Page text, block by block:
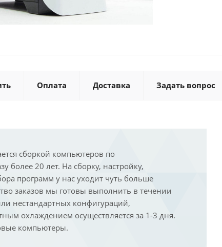
Оплата Доставка Задать вопрос
сборкой компьютеров по
более 20 лет. На сборку, настройку,
программ у нас уходит чуть больше
заказов мы готовы выполнить в течении
нестандартных конфигураций,
охлаждением осуществляется за 1-3 дня.
компьютеры.